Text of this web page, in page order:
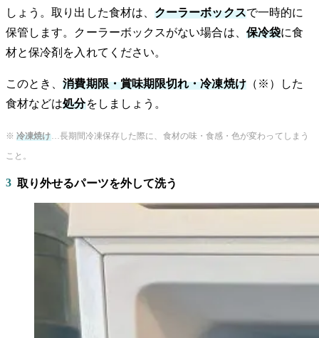
しょう。取り出した食材は、クーラーボックスで一時的に
保管します。クーラーボックスがない場合は、 保冷袋に食
材と保冷剤を入れてください。
このとき、消費期限・賞味期限切れ・冷凍焼け（※）した
食材などは処分をしましょう。
※冷凍焼け…長期間冷凍保存した際に、食材の味・食感・色が変わってしまう
こと。
3 取り外せるパーツを外して洗う